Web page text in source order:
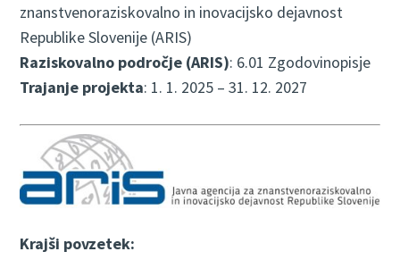
znanstvenoraziskovalno in inovacijsko dejavnost
Republike Slovenije (ARIS)
Raziskovalno področje (ARIS): 6.01 Zgodovinopisje
Trajanje projekta: 1. 1. 2025 – 31. 12. 2027
Krajši povzetek: